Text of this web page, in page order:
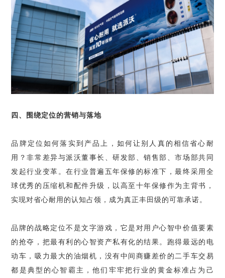
四、围绕定位的营销与落地
品牌定位如何落实到产品上，如何让别人真的相信省心耐
用？非常差异与派沃董事长、研发部、销售部、市场部共同
发起行业变革。在行业普遍五年保修的标准下，最终采用全
球优秀的压缩机和配件升级，以高至十年保修作为主背书，
实现对省心耐用的认知占领，成为真正丰田级的可靠承诺。
品牌的战略定位不是文字游戏，它是对用户心智中价值要素
的抢夺，把最有利的心智资产私有化的结果。跑得最远的电
动车，吸力最大的油烟机，没有中间商赚差价的二手车交易
都是典型的心智霸主，他们牢牢把行业的黄金标准占为己